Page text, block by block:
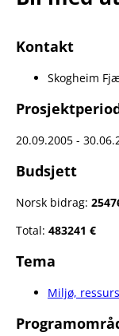
Kontakt
Skogheim
20.09.2005 -
Budsjett
Norsk bidrag:
Total: 483241 €
Tema
Miljø,